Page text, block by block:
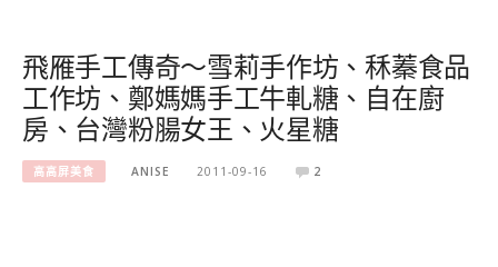
飛雁手工傳奇～雪莉手作坊、秝蓁食品
工作坊、鄭媽媽手工牛軋糖、自在廚
房、台灣粉腸女王、火星糖
高高屏美食 ANISE 2011-09-16 2